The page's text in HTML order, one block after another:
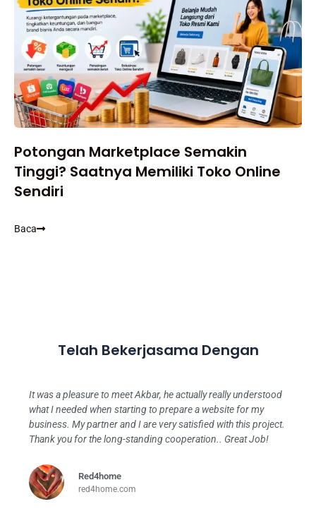
Potongan Marketplace Semakin
Tinggi? Saatnya Memiliki Toko Online
Sendiri
Baca
Telah Bekerjasama Dengan
It was a pleasure to meet Akbar, he actually really understood
what I needed when starting to prepare a website for my
business. My partner and I are very satisfied with this project.
Thank you for the long-standing cooperation.. Great Job!
Red4home
red4home.com